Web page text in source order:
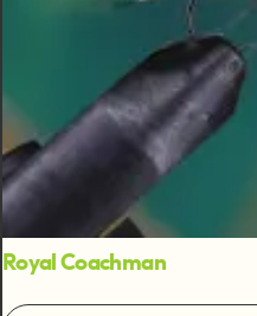
Royal Coachman